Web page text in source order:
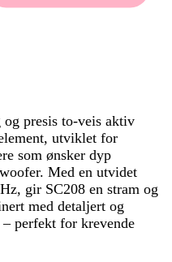
presis to-veis aktiv
utviklet for
som ønsker dyp
Med en utvidet
gir SC208 en stram og
med detaljert og
perfekt for krevende